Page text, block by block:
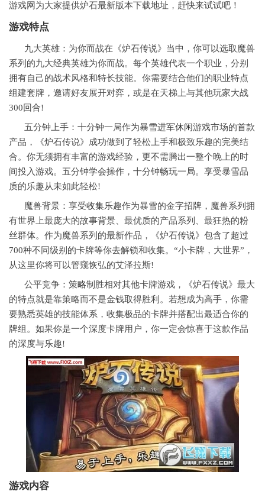
游戏网为大家提供炉石最新版本下载地址，赶快来试试吧！
游戏特点
九大英雄：为你而战在《炉石传说》当中，你可以选取魔兽
系列的九大经典英雄为你而战。每个英雄代表一个职业，分别
拥有自己的战术风格和特长技能。你需要结合他们的职业特点
组建套牌，邀请好友展开对弈，或是在天梯上与其他玩家大战
300回合!
五分钟上手：十分钟一局作为暴雪进军休闲游戏市场的首款
产品，《炉石传说》成功做到了轻松上手和极致乐趣的完美结
合。你无须拥有丰富的游戏经验，更不需腾出一整个晚上的时
间投入游戏。五分钟学会操作，十分钟畅玩一局。享受暴雪品
质的乐趣从未如此轻松!
魔兽背景：享受收集乐趣作为暴雪的金字招牌，魔兽系列拥
有世界上最庞大的故事背景、最优质的产品系列、最狂热的粉
丝群体。作为魔兽系列的最新作品，《炉石传说》包含了超过
700种不同级别的卡牌等你去解锁和收集。“小卡牌，大世界”，
从这里你将可以管窥恢弘的艾泽拉斯!
公平竞争： 策略制胜相对其他卡牌游戏，《炉石传说》最大
的特点就是靠策略而不是金钱取得胜利。若想成为高手，你需
要熟悉英雄的技能体系，收集极品的卡牌并搭配出最适合你的
牌组。如果你是一个深度卡牌用户，你一定会惊喜于这款作品
的深度与乐趣!
游戏内容